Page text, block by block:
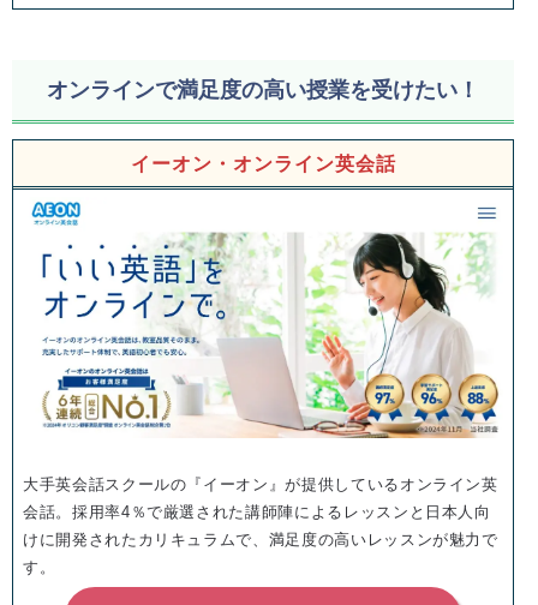
オンラインで満足度の高い授業を受けたい！
イーオン・オンライン英会話
大手英会話スクールの『イーオン』が提供しているオンライン英
会話。採用率4％で厳選された講師陣によるレッスンと日本人向
けに開発されたカリキュラムで、満足度の高いレッスンが魅力で
す。